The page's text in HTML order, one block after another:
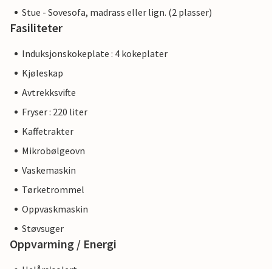
Stue - Sovesofa, madrass eller lign. (2 plasser)
Fasiliteter
Induksjonskokeplate : 4 kokeplater
Kjøleskap
Avtrekksvifte
Fryser : 220 liter
Kaffetrakter
Mikrobølgeovn
Vaskemaskin
Tørketrommel
Oppvaskmaskin
Støvsuger
Oppvarming / Energi